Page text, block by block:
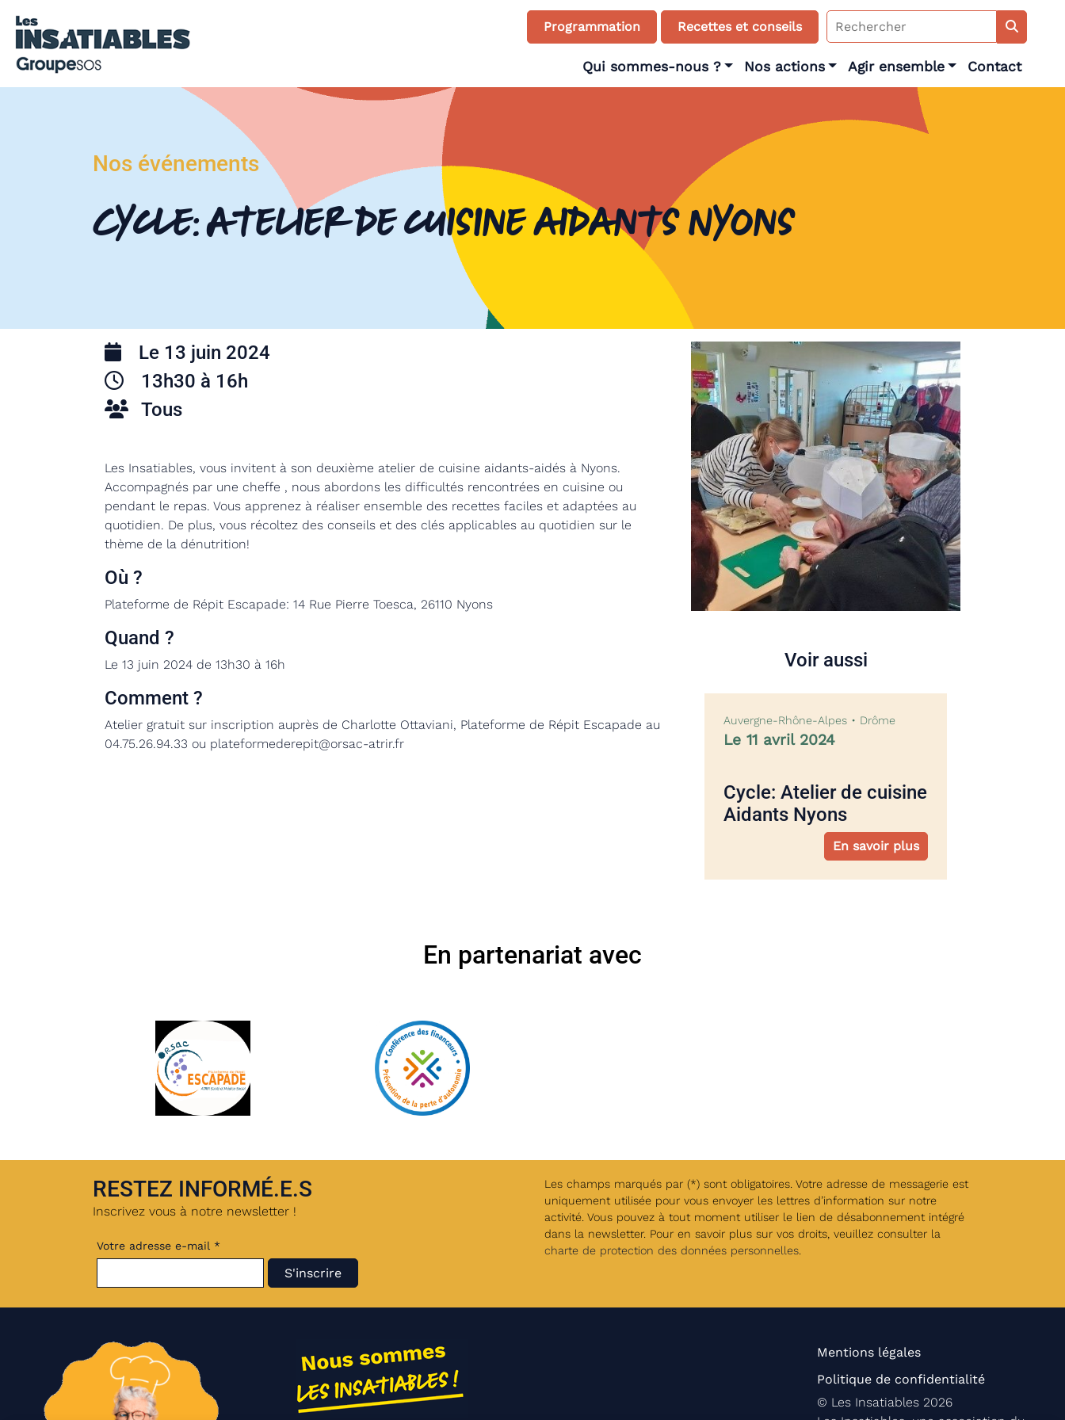
Programmation Recettes et conseils
Search
for:
Qui sommes-nous ? Nos actions Agir ensemble Contact
Nos événements
Cycle: Atelier de cuisine aidants Nyons
Le 13 juin 2024
13h30 à 16h
Tous
Les Insatiables, vous invitent à son deuxième atelier de cuisine aidants-aidés à Nyons.
Accompagnés par une cheffe , nous abordons les difficultés rencontrées en cuisine ou
pendant le repas. Vous apprenez à réaliser ensemble des recettes faciles et adaptées au
quotidien. De plus, vous récoltez des conseils et des clés applicables au quotidien sur le
thème de la dénutrition!
Où ?
Plateforme de Répit Escapade: 14 Rue Pierre Toesca, 26110 Nyons
Quand ?
Le 13 juin 2024 de 13h30 à 16h
Comment ?
Atelier gratuit sur inscription auprès de Charlotte Ottaviani, Plateforme de Répit Escapade au
04.75.26.94.33 ou plateformederepit@orsac-atrir.fr
Voir aussi
Auvergne-Rhône-Alpes • Drôme
Le 11 avril 2024
Cycle: Atelier de cuisine
Aidants Nyons
En savoir plus
En partenariat avec
RESTEZ INFORMÉ.E.S
Inscrivez vous à notre newsletter !
Votre adresse e-mail *
Les champs marqués par (*) sont obligatoires. Votre adresse de messagerie est
uniquement utilisée pour vous envoyer les lettres d’information sur notre
activité. Vous pouvez à tout moment utiliser le lien de désabonnement intégré
dans la newsletter. Pour en savoir plus sur vos droits, veuillez consulter la
charte de protection des données personnelles
Mentions légales
Politique de confidentialité
© Les Insatiables2026